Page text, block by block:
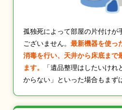
孤独死によって部屋の片付けが
ございません。 最新機器を使っ
消毒を行い、天井から床底まで
ます。
「遺品整理はしたいけ
からない」といった場合もまず